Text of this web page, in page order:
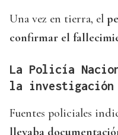
Una vez en tierra, el
confirmar el
La Policía
la investigación
Fuentes policiales
llevaba